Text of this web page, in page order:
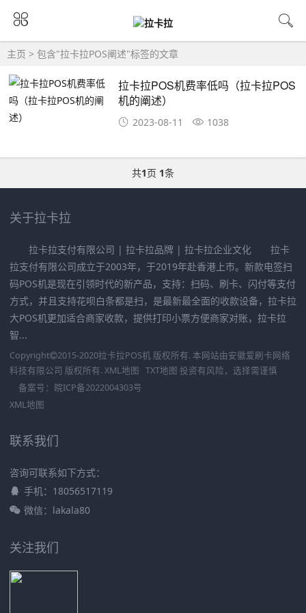
主页 > 包含"拉卡拉POS阐述"标签的文章
拉卡拉POS机费率低吗（拉卡拉POS
机的阐述）
2023-08-11 1038
共1页 1条
关于拉卡拉
拉卡拉支付有限公司 | 拉卡拉品牌 | 拉卡拉企业文化 拉卡
拉支付有限公司成立于2003年，于2019年赴香港上市。新款电签扫
码POS机是现在引领时代的新产品，支持：扫码、刷卡、闪付等支付
方式，并且支持花呗白条都是扫，是最新最全面的收款设备，拉卡拉
大POS机更加适合商家收款，提供打印小票方便商家对账，拉卡拉
智...
Copyright 2015-2020拉卡拉POS机 版权所有. 本网站由安徽爱刷卡网络
科技有限公司 版权所有. XML地图 TXT地图 投资有风险，选择需谨慎
备案号： 皖ICP备2022004303号
XML地图
联系我们
咨询可联系如下方式：
手机：18056517119
微信：lakala80
关注我们